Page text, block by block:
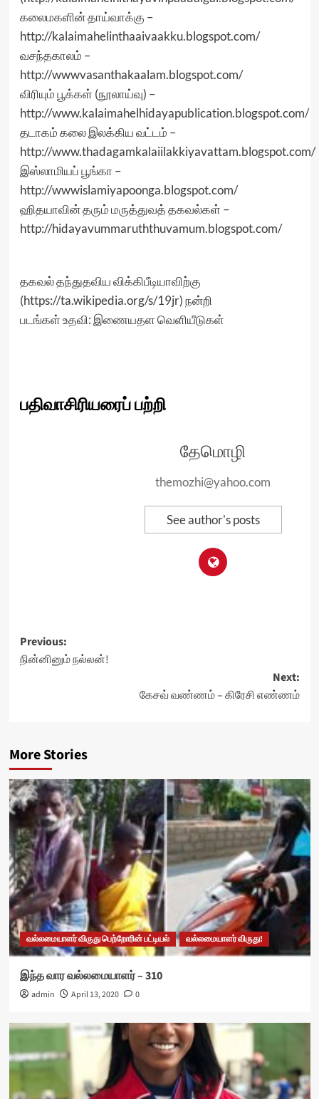
கலைமகளின் தாய்வாக்கு –
http://kalaimahelinthaaivaakku.blogspot.com/
வசந்தகாலம் –
http://wwwvasanthakaalam.blogspot.com/
விரியும் பூக்கள் (நூலாய்வு) –
http://www.kalaimahelhidayapublication.blogspot.com/
தடாகம் கலை இலக்கிய வட்டம் –
http://www.thadagamkalaiilakkiyavattam.blogspot.com/
இஸ்லாமியப் பூங்கா –
http://wwwislamiyapoonga.blogspot.com/
ஹிதயாவின் தரும் மருத்துவத் தகவல்கள் –
http://hidayavummaruththuvamum.blogspot.com/
தகவல் தந்துதவிய விக்கிபீடியாவிற்கு
(https://ta.wikipedia.org/s/19jr) நன்றி
படங்கள் உதவி: இணையதள வெளியீடுகள்
பதிவாசிரியரைப் பற்றி
தேமொழி
themozhi@yahoo.com
See author's posts
Post
navigation
Previous:
நின்னினும் நல்லன்!
Next:
கேசவ் வண்ணம் – கிரேசி எண்ணம்
More Stories
வல்லமையாளர் விருது பெற்றோரின் பட்டியல் வல்லமையாளர் விருது!
இந்த வார வல்லமையாளர் – 310
admin April 13, 2020 0